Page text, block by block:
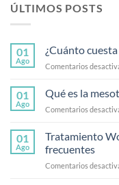
ÚLTIMOS POSTS
01
Ago
¿Cuánto
Comentarios
01
Ago
Qué es la
Comentarios
01
Ago
Tratamiento
frecuentes
Comentarios